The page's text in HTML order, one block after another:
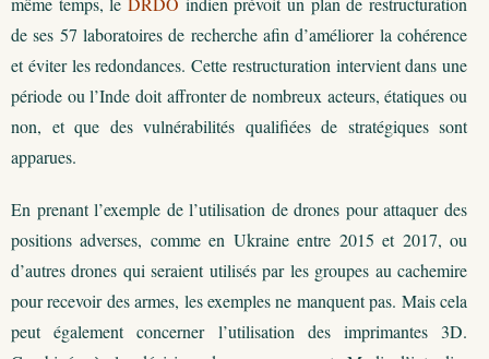
de ses 57 laboratoires de recherche afin d’améliorer la cohérence
et éviter les redondances. Cette restructuration intervient dans une
période ou l’Inde doit affronter de nombreux acteurs, étatiques ou
non, et que des vulnérabilités qualifiées de stratégiques sont
apparues.
En prenant l’exemple de l’utilisation de drones pour attaquer des
positions adverses, comme en Ukraine entre 2015 et 2017, ou
d’autres drones qui seraient utilisés par les groupes au cachemire
pour recevoir des armes, les exemples ne manquent pas. Mais cela
peut également concerner l’utilisation des imprimantes 3D.